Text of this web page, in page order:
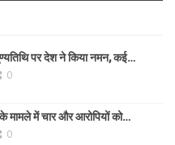
पर देश ने किया नमन, कई…
0
मामले में चार और आरोपियों को…
0